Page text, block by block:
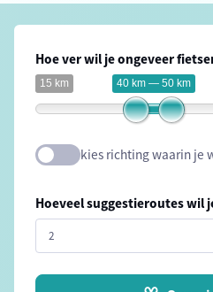
Hoe ver wil je ongeveer
15 km 40 km — 50 km
kies richting waarin je
Hoeveel suggestieroutes wil